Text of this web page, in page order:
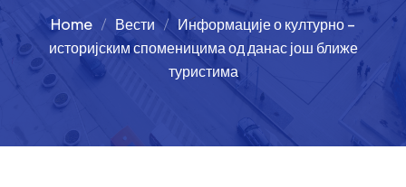
Home Вести
Информације о културно –
историјским споменицима од данас још ближе
туристима